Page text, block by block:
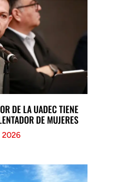
DE LA UADEC TIENE
DE MUJERES
2026